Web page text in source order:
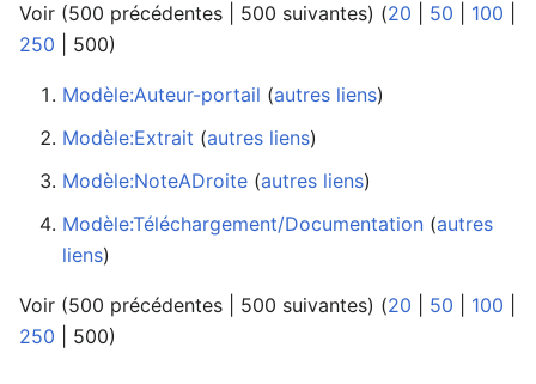
Voir (500 précédentes 500 suivantes) (20 50 100
250
500)
Modèle:Auteur-portail ‏‎ (autres liens)
Modèle:Extrait ‏‎ (autres liens)
Modèle:NoteADroite ‏‎ (autres liens)
Modèle:Téléchargement/Documentation ‏‎ (autres
liens)
Voir (500 précédentes 500 suivantes) (20 50 100
250
500)